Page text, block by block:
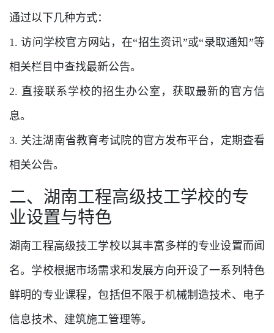
通过以下几种方式：
1. 访问学校官方网站，在“招生资讯”或“录取通知”等
相关栏目中查找最新公告。
2. 直接联系学校的招生办公室，获取最新的官方信
息。
3. 关注湖南省教育考试院的官方发布平台，定期查看
相关公告。
二、湖南工程高级技工学校的专
业设置与特色
湖南工程高级技工学校以其丰富多样的专业设置而闻
名。学校根据市场需求和发展方向开设了一系列特色
鲜明的专业课程，包括但不限于机械制造技术、电子
信息技术、建筑施工管理等。